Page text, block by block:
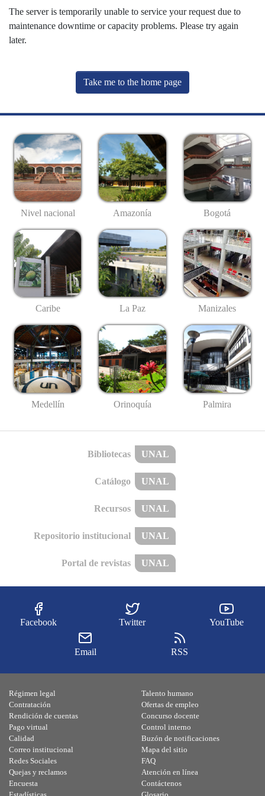
The server is temporarily unable to service your request due to
maintenance downtime or capacity problems. Please try again
later.
Take me to the home page
Nivel nacional Amazonía Bogotá
Caribe La Paz Manizales
Medellín Orinoquía Palmira
Bibliotecas UNAL
Catálogo UNAL
Recursos UNAL
Repositorio institucional UNAL
Portal de revistas UNAL
Facebook Twitter YouTube
Email RSS
Régimen legal
Contratación
Rendición de cuentas
Pago virtual
Calidad
Talento humano
Ofertas de empleo
Concurso docente
Control interno
Buzón de notificaciones
Correo institucional
Redes Sociales
Quejas y reclamos
Encuesta
Mapa del sitio
FAQ
Atención en línea
Contáctenos